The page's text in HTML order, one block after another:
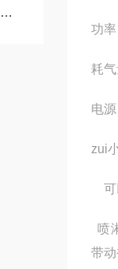
功
耗
电
zui
可
喷
带